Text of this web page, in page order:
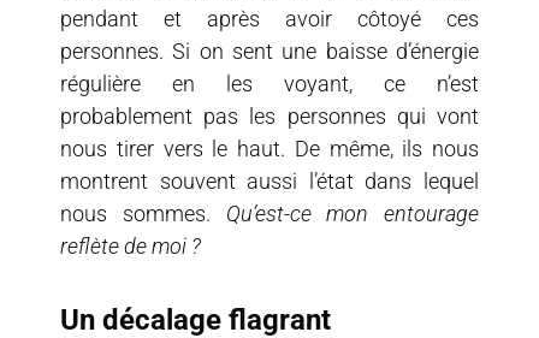
pendant et après avoir côtoyé ces
personnes. Si on sent une baisse d’énergie
régulière en les voyant, ce n’est
probablement pas les personnes qui vont
nous tirer vers le haut. De même, ils nous
montrent souvent aussi l’état dans lequel
nous sommes. Qu’est-ce mon entourage
reflète de moi ?
Un décalage flagrant